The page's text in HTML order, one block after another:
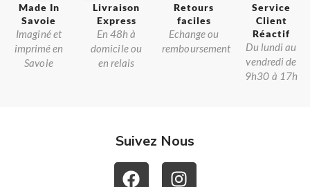
Made In
Savoie​
Imaginé et
imprimé en
Savoie
Livraison
Express
En 48h à
domicile ou
en relais
Retours
faciles
Echange ou
remboursement
Service
Client
Réactif​
Du lundi au
vendredi de
9h30 à 17h
Suivez Nous